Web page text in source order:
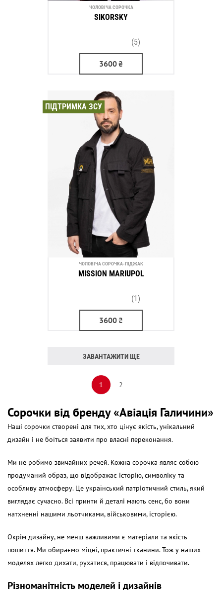
ЧОЛОВІЧА СОРОЧКА
SIKORSKY
(5)
3600₴
ПІДТРИМКА ЗСУ
ЧОЛОВІЧА СОРОЧКА-ПІДЖАК
MISSION MARIUPOL
(1)
3600₴
ЗАВАНТАЖИТИ ЩЕ
1 2
Сорочки від бренду «Авіація Галичини»
Наші сорочки створені для тих, хто цінує якість, унікальний
дизайн і не боїться заявити про власні переконання.
Ми не робимо звичайних речей. Кожна сорочка являє собою
продуманий образ, що відображає історію, символіку та
особливу атмосферу. Це український патріотичний стиль, який
виглядає сучасно. Всі принти й деталі мають сенс, бо вони
натхненні нашими льотчиками, військовими, історією.
Окрім дизайну, не менш важливими є матеріали та якість
пошиття. Ми обираємо міцні, практичні тканини. Тож у наших
моделях легко дихати, рухатися, працювати і відпочивати.
Різноманітність моделей і дизайнів